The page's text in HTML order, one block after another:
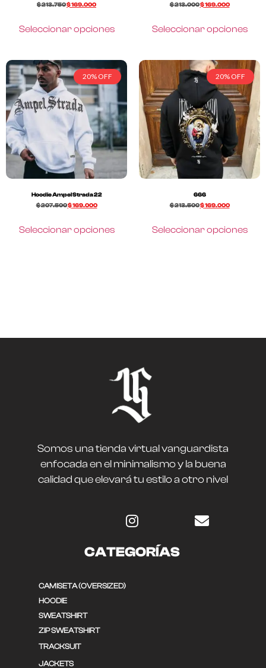
$213.750$169.000
Seleccionar opciones
$213.000$169.000
Seleccionar opciones
20% OFF
Hoodie Ampel Strada 22
$207.500$169.000
Seleccionar opciones
20% OFF
666
$213.500$169.000
Seleccionar opciones
Somos una tienda virtual vanguardista
enfocada en el minimalismo y la buena
calidad que elevará tu estilo a otro nivel
CATEGORÍAS
CAMISETA (OVERSIZED)
HOODIE
SWEATSHIRT
ZIP SWEATSHIRT
TRACKSUIT
JACKETS